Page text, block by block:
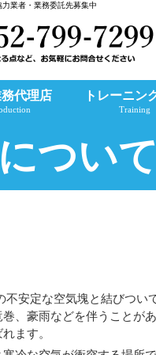
業者・業務委託先募集中
代理店 トレーニン
Training
つい
不安定な空気塊と結びつい
、豪雨などを伴うことがあ
ます。